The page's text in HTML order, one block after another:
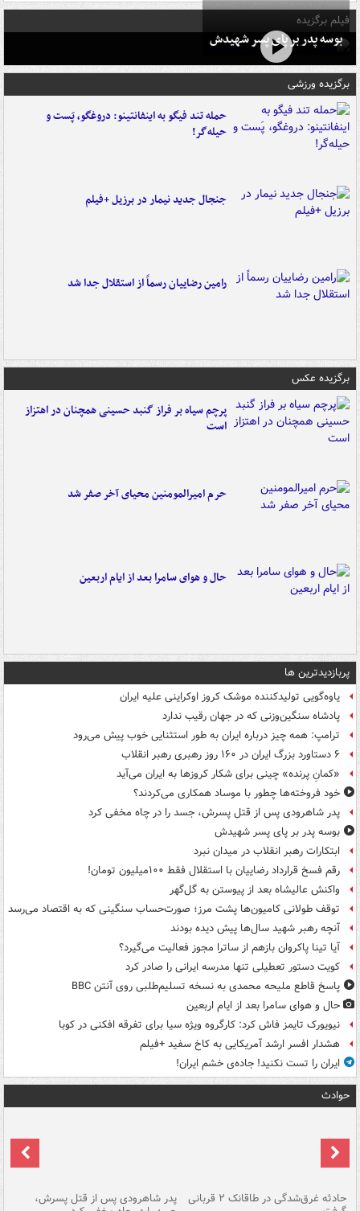
فیلم برگزیده
بوسه‌ پدر بر پای پسر شهیدش
برگزیده ورزشی
حمله تند فیگو به اینفانتینو: دروغگو، پَست‌ و
حیله‌گر!
جنجال جدید نیمار در برزیل +فیلم
رامین رضاییان رسماً از استقلال جدا شد
برگزیده عکس
پرچم سیاه بر فراز گنبد حسینی همچنان در اهتزاز
است
حرم امیرالمومنین محیای آخر صفر شد
حال و هوای سامرا بعد از ایام اربعین
پربازدیدترین ها
یاوه‌گویی تولیدکننده موشک کروز اوکراینی علیه ایران
پادشاه سنگین‌وزنی که در جهان رقیب ندارد
ترامپ: همه چیز درباره ایران به طور استثنایی خوب پیش می‌رود
۶ دستاورد بزرگ ایران در ۱۶۰ روز رهبری رهبر انقلاب
«کمانِ پرنده» چینی برای شکار کروزها به ایران می‌آید
خود فروخته‌ها چطور با موساد همکاری می‌کردند؟
پدر شاهرودی پس از قتل پسرش، جسد را در چاه مخفی کرد
بوسه‌ پدر بر پای پسر شهیدش
ابتکارات رهبر انقلاب در میدان نبرد
رقم فسخ قرارداد رضاییان با استقلال فقط ۱۰۰میلیون تومان!
واکنش عالیشاه بعد از پیوستن به گل‌گهر
توقف طولانی کامیون‌ها پشت مرز؛ صورت‌حساب سنگینی که به اقتصاد می‌رسد
آنچه رهبر شهید سال‌ها پیش دیده بودند
آیا تینا پاکروان بازهم از ساترا مجوز فعالیت می‌گیرد؟
کویت دستور تعطیلی تنها مدرسه ایرانی را صادر کرد
پاسخ قاطع ملیحه محمدی به نسخه تسلیم‌طلبی روی آنتن BBC
حال و هوای سامرا بعد از ایام اربعین
نیویورک تایمز فاش کرد: کارگروه ویژه سیا برای تفرقه افکنی در کوبا
هشدار افسر ارشد آمریکایی به کاخ سفید +فیلم
ایران را تست نکنید! جاده‌ی خشم ایران!
حوادث
حادثه غرق‌شدگی در طاقانک ۲ قربانی پدر شاهرودی پس از قتل پسرش،